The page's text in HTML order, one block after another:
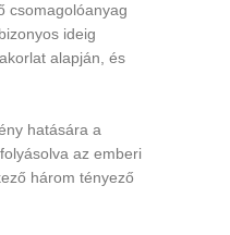
csomagolóanyag
ideig
alapján, és
hatására a
az emberi
három tényező